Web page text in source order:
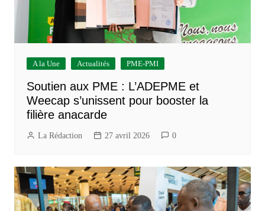
A la Une Actualités PME-PMI
Soutien aux PME : L’ADEPME et
Weecap s’unissent pour booster la
filière anacarde
La Rédaction 27 avril 2026 0